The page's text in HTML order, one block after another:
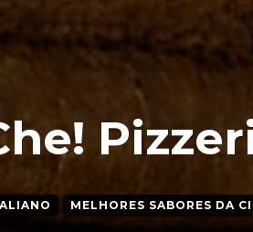
MELHORES SABORES DA